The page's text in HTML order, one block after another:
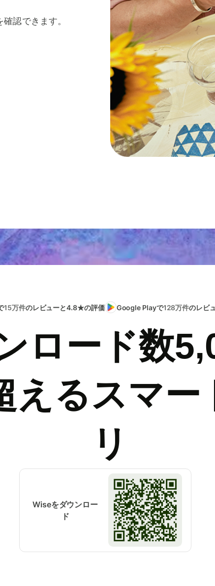
認できます。
15万件のレビューと4.8★の評価 Google Playで128万件のレビ
ロード数
えるスマー
リ
Wiseをダウンロー
ド